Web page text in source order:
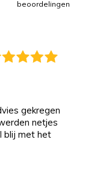
beoordelingen
gekregen
netjes
blij met het